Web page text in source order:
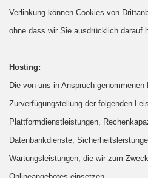
Verlinkung können Cookies von
ohne dass wir Sie ausdrücklich darauf
Hosting:
Die von uns in Anspruch
Zurverfügungstellung der folgenden
Plattformdienstleistungen,
Datenbankdienste,
Wartungsleistungen, die wir zum